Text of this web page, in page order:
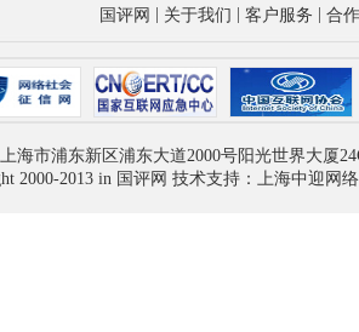
国评网 关于我们 客户服务 合
海市浦东新区浦东大道2000号阳光世界大厦
2000-2013 in 国评网 技术支持：上海中迎